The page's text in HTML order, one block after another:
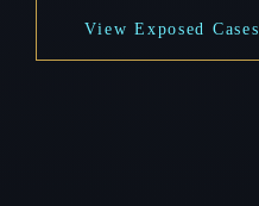
View Exposed Cases